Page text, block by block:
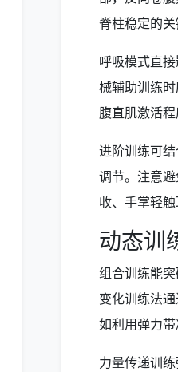
脊柱稳定的
呼吸模式直
械辅助训练
腹直肌激活程
进阶训练可
调节。注意
收、手掌轻触
动态训
组合训练能
变化训练法
如利用弹力
力量传递训